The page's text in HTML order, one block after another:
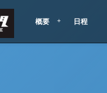
概要 日程